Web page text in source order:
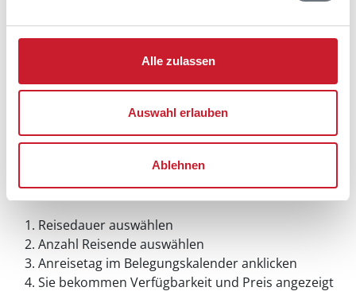
Alle zulassen
Auswahl erlauben
Ablehnen
Belegungskalender
Reisedauer auswählen
Anzahl Reisende auswählen
Anreisetag im Belegungskalender anklicken
Sie bekommen Verfügbarkeit und Preis angezeigt